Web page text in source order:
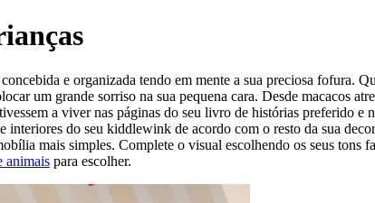
e organizada tendo em mente a sua preciosa fofura.
um grande sorriso na sua pequena cara. Desde macacos
a viver nas páginas do seu livro de histórias preferido e
do seu kiddlewink de acordo com o resto da sua
mais simples. Complete o visual escolhendo os seus tons
animais para escolher.